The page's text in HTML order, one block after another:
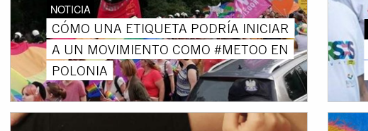
NOTICIA
CÓMO UNA ETIQUETA PODRÍA INICIAR
A UN MOVIMIENTO COMO #METOO EN
POLONIA